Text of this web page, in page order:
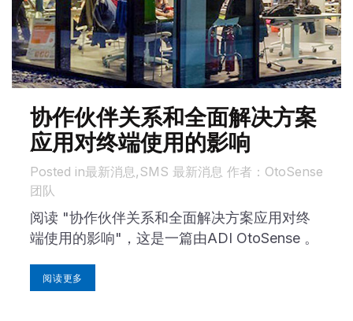
协作伙伴关系和全面解决方案
应用对终端使用的影响
in最新消息,SMS 最新消息 作者 ：OtoSense
团队
阅读 "协作伙伴关系和全面解决方案应用对终
端使用的影响"，这是一篇由ADI OtoSense 。
阅读更多